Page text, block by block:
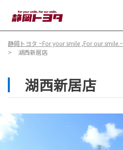
静岡トヨタ ~For your smile ,For our smile.~
湖西新居店
湖西新居店